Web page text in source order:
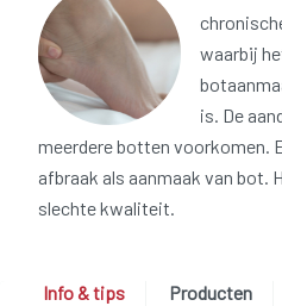
waarbij
is. De
meerdere botten voorkomen.
afbraak als aanmaak van bot.
slechte kwaliteit.
Info & tips Producten